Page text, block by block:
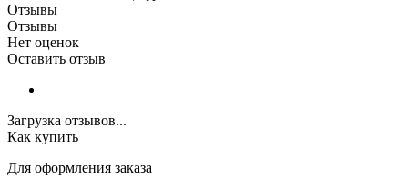
Отзывы
Отзывы
Нет оценок
Оставить отзыв
Загрузка отзывов...
Как купить
Для оформления заказа